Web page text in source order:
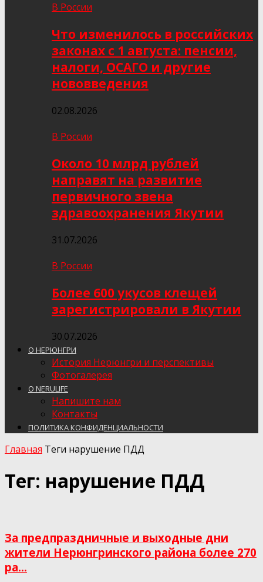
В России
Что изменилось в российских
законах с 1 августа: пенсии,
налоги, ОСАГО и другие
нововведения
02.08.2026
В России
Около 10 млрд рублей
направят на развитие
первичного звена
здравоохранения Якутии
31.07.2026
В России
Более 600 укусов клещей
зарегистрировали в Якутии
30.07.2026
О НЕРЮНГРИ
История Нерюнгри и перспективы
Фотогалерея
О NERULIFE
Напишите нам
Контакты
ПОЛИТИКА КОНФИДЕНЦИАЛЬНОСТИ
Главная Теги нарушение ПДД
Тег: нарушение ПДД
За предпраздничные и выходные дни
жители Нерюнгринского района более 270
ра...